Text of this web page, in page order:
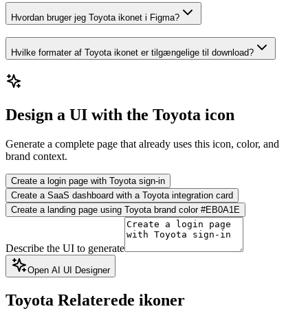
Hvordan bruger jeg Toyota ikonet i Figma?
Hvilke formater af Toyota ikonet er tilgængelige til download?
Design a UI with the Toyota icon
Generate a complete page that already uses this icon, color, and
brand context.
Create a login page with Toyota sign-in
Create a SaaS dashboard with a Toyota integration card
Create a landing page using Toyota brand color #EB0A1E
Describe the UI to generate
Open AI UI Designer
Toyota Relaterede ikoner